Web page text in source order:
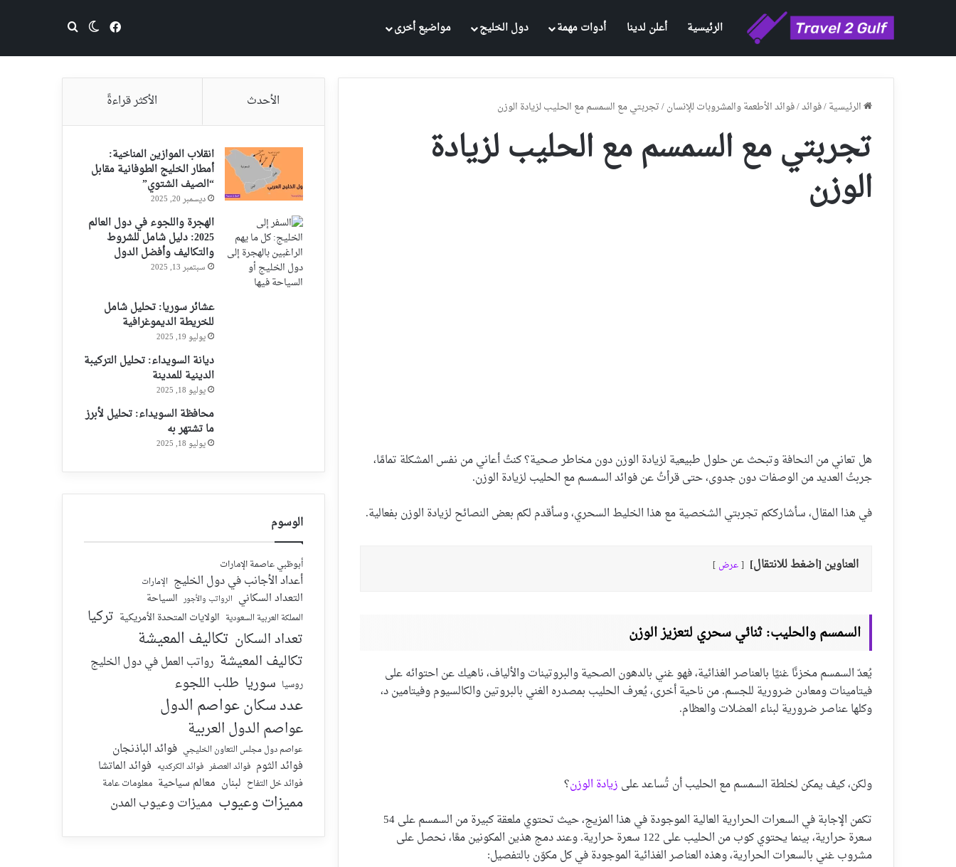
الرئيسية أعلن لدينا أدوات مهمة دول الخليج مواضيع أخرى فيسبوكالوضع المظلم
بحث عن
الرئيسية/فوائد/فوائد الأطعمة والمشروبات للإنسان/تجربتي مع السمسم مع الحليب لزيادة الوزن
تجربتي مع السمسم مع الحليب لزيادة
الوزن
هل تعاني من النحافة وتبحث عن حلول طبيعية لزيادة الوزن دون مخاطر صحية؟ كنتُ أعاني من نفس المشكلة تمامًا،
جربتُ العديد من الوصفات دون جدوى، حتى قرأتُ عن فوائد السمسم مع الحليب لزيادة الوزن.
في هذا المقال، سأشارككم تجربتي الشخصية مع هذا الخليط السحري، وسأقدم لكم بعض النصائح لزيادة الوزن بفعالية.
العناوين [اضغط للانتقال] عرض
السمسم والحليب: ثنائي سحري لتعزيز الوزن
يُعدّ السمسم مخزنًا غنيًا بالعناصر الغذائية، فهو غني بالدهون الصحية والبروتينات والألياف، ناهيك عن احتوائه على
فيتامينات ومعادن ضرورية للجسم. من ناحية أخرى، يُعرف الحليب بمصدره الغني بالبروتين والكالسيوم وفيتامين د،
وكلها عناصر ضرورية لبناء العضلات والعظام.
ولكن، كيف يمكن لخلطة السمسم مع الحليب أن تُساعد على زيادة الوزن؟
تكمن الإجابة في السعرات الحرارية العالية الموجودة في هذا المزيج، حيث تحتوي ملعقة كبيرة من السمسم على 54
سعرة حرارية، بينما يحتوي كوب من الحليب على 122 سعرة حرارية. وعند دمج هذين المكونين معًا، نحصل على
مشروب غني بالسعرات الحرارية، وهذه العناصر الغذائية الموجودة في كل مكوّن بالتفصيل:
الأحدث الأكثر قراءةً
انقلاب الموازين المناخية:
أمطار الخليج الطوفانية مقابل
“الصيف الشتوي”
ديسمبر 20, 2025
الهجرة واللجوء في دول العالم
2025: دليل شامل للشروط
والتكاليف وأفضل الدول
سبتمبر 13, 2025
عشائر سوريا: تحليل شامل
للخريطة الديموغرافية
يوليو 19, 2025
ديانة السويداء: تحليل التركيبة
الدينية للمدينة
يوليو 18, 2025
محافظة السويداء: تحليل لأبرز
ما تشتهر به
يوليو 18, 2025
الوسوم
أبوظبي عاصمة الإمارات
أعداد الأجانب في دول الخليج الإمارات
التعداد السكاني الرواتب والأجور السياحة
المملكة العربية السعودية الولايات المتحدة الأمريكية تركيا
تعداد السكان تكاليف المعيشة
تكاليف المعيشة رواتب العمل في دول الخليج
روسيا سوريا طلب اللجوء
عدد سكان عواصم الدول
عواصم الدول العربية
عواصم دول مجلس التعاون الخليجي فوائد الباذنجان
فوائد الثوم فوائد العصفر فوائد الكركديه فوائد الماتشا
فوائد خل التفاح لبنان معالم سياحية معلومات عامة
مميزات وعيوب مميزات وعيوب المدن